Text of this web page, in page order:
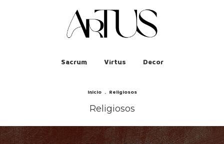
Sacrum Virtus Decor
Inicio . Religiosos
Religiosos